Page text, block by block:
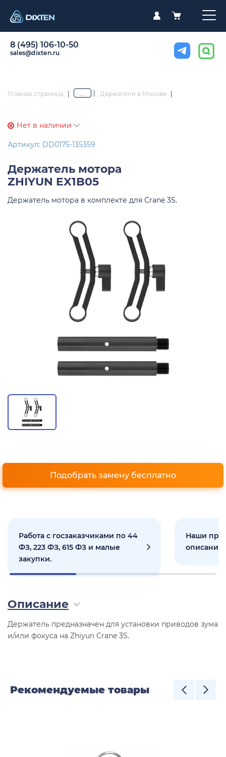
8 (495) 106-10-50
sales@dixten.ru
Главная страница | ... Держатели в Москве |
Нет в наличии
Артикул: DD0175-135359
Держатель мотора
ZHIYUN EX1B05
Держатель мотора в комплекте для Crane 3S.
Подобрать замену бесплатно
Работа с госзаказчиками по 44
ФЗ, 223 ФЗ, 615 ФЗ и малые
закупки.
Наши
Описание
Держатель предназначен для установки приводов зума
и/или фокуса на Zhiyun Crane 3S.
Рекомендуемые товары